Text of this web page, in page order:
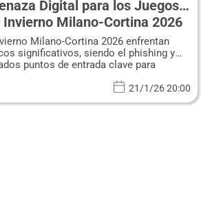
Digital para los Juegos
Milano-Cortina 2026
Milano-Cortina 2026 enfrentan
significativos, siendo el phishing y
puntos de entrada clave para
21/1/26 20:00